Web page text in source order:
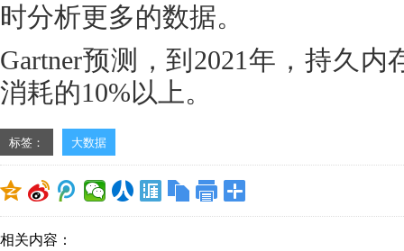
时分析更多的数据。
Gartner预测，到2021年，持久
消耗的10%以上。
标签： 大数据
相关内容：